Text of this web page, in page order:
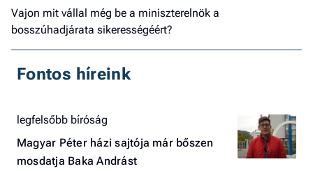
Vajon mit vállal még be a miniszterelnök a
bosszúhadjárata sikerességéért?
Fontos híreink
legfelsőbb bíróság
Magyar Péter házi sajtója már bőszen
mosdatja Baka Andrást